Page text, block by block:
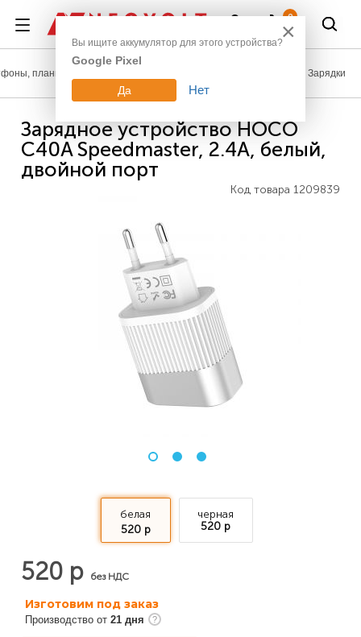
0
планшеты, гаджеты Зарядки
Зарядное устройство HOCO
C40A Speedmaster, 2.4A, белый,
двойной порт
Код товара 1209839
белая
520 р
черная
520 р
520 р без НДС
Изготовим под заказ
Производство от 21 дня
×
Вы ищите аккумулятор для этого устройства?
Google Pixel
Да Нет